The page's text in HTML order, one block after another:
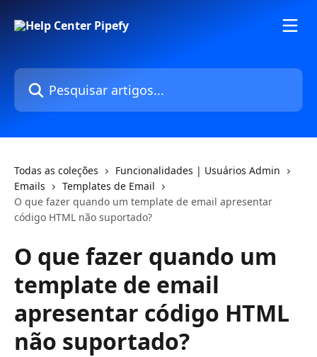
Pesquisar artigos...
Todas as coleções
Funcionalidades | Usuários Admin
Emails
Templates de Email
O que fazer quando um template de email apresentar
código HTML não suportado?
O que fazer quando um
template de email
apresentar código HTML
não suportado?